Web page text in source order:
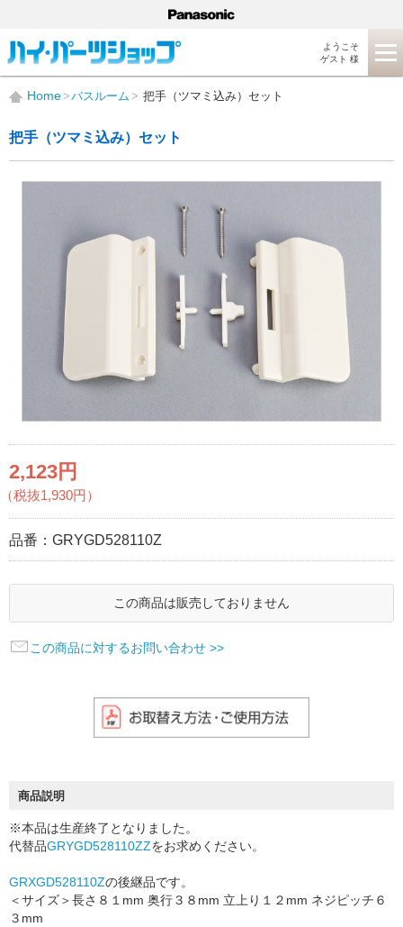
ようこそ
ゲスト 様
Home バスルーム 把手（ツマミ込み）セット
把手（ツマミ込み）セット
2,123円
（税抜1,930円）
品番： GRYGD528110Z
この商品は販売しておりません
この商品に対するお問い合わせ >>
商品説明
※本品は生産終了となりました。
代替品GRYGD528110ZZをお求めください。
GRXGD528110Zの後継品です。
＜サイズ＞長さ８１mm 奥行３８mm 立上り１２mm ネジピッチ６
３mm